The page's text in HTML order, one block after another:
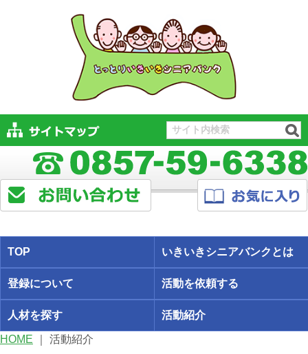
TOP いきいきシニアバンクとは
登録について 活動を依頼する
人材を探す 活動紹介
HOME 活動紹介